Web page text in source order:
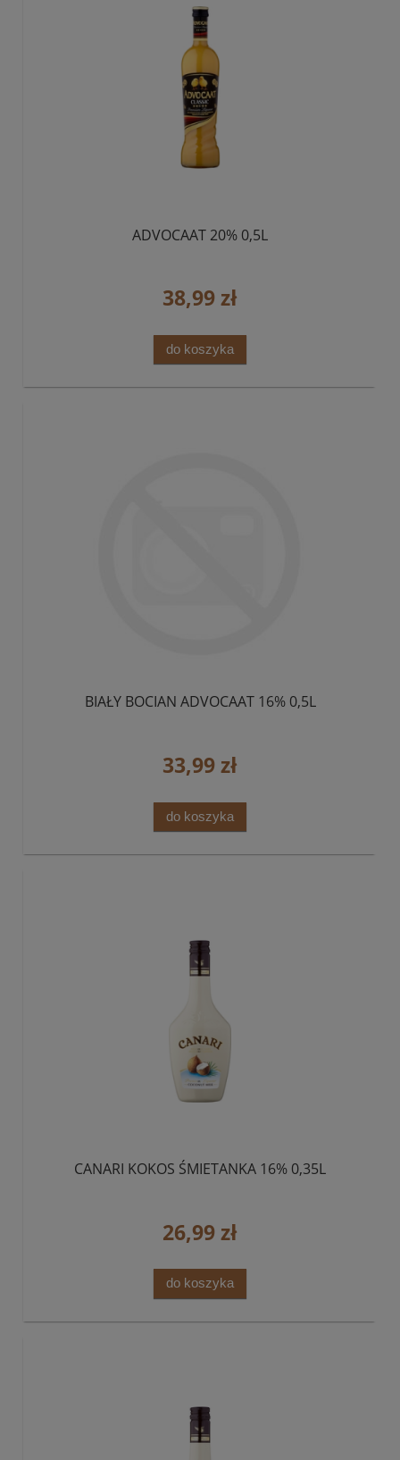
ADVOCAAT 20% 0,5L
38,99 zł
do koszyka
BIAŁY BOCIAN ADVOCAAT 16% 0,5L
33,99 zł
do koszyka
CANARI KOKOS ŚMIETANKA 16% 0,35L
26,99 zł
do koszyka